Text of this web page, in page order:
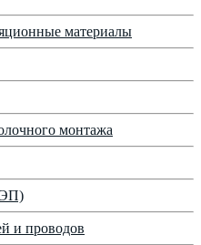
материалы
монтажа
и проводов